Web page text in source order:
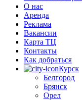
О нас
Аренда
Реклама
Вакансии
Карта ТЦ
Контакты
Как добраться
Курск
Белгород
Брянск
Орел